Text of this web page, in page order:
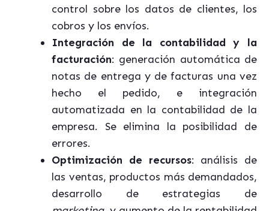
control sobre los datos de clientes, los
cobros y los envíos.
Integración de la contabilidad y la
facturación: generación automática de
notas de entrega y de facturas una vez
hecho el pedido, e integración
automatizada en la contabilidad de la
empresa. Se elimina la posibilidad de
errores.
Optimización de recursos: análisis de
las ventas, productos más demandados,
desarrollo de estrategias de